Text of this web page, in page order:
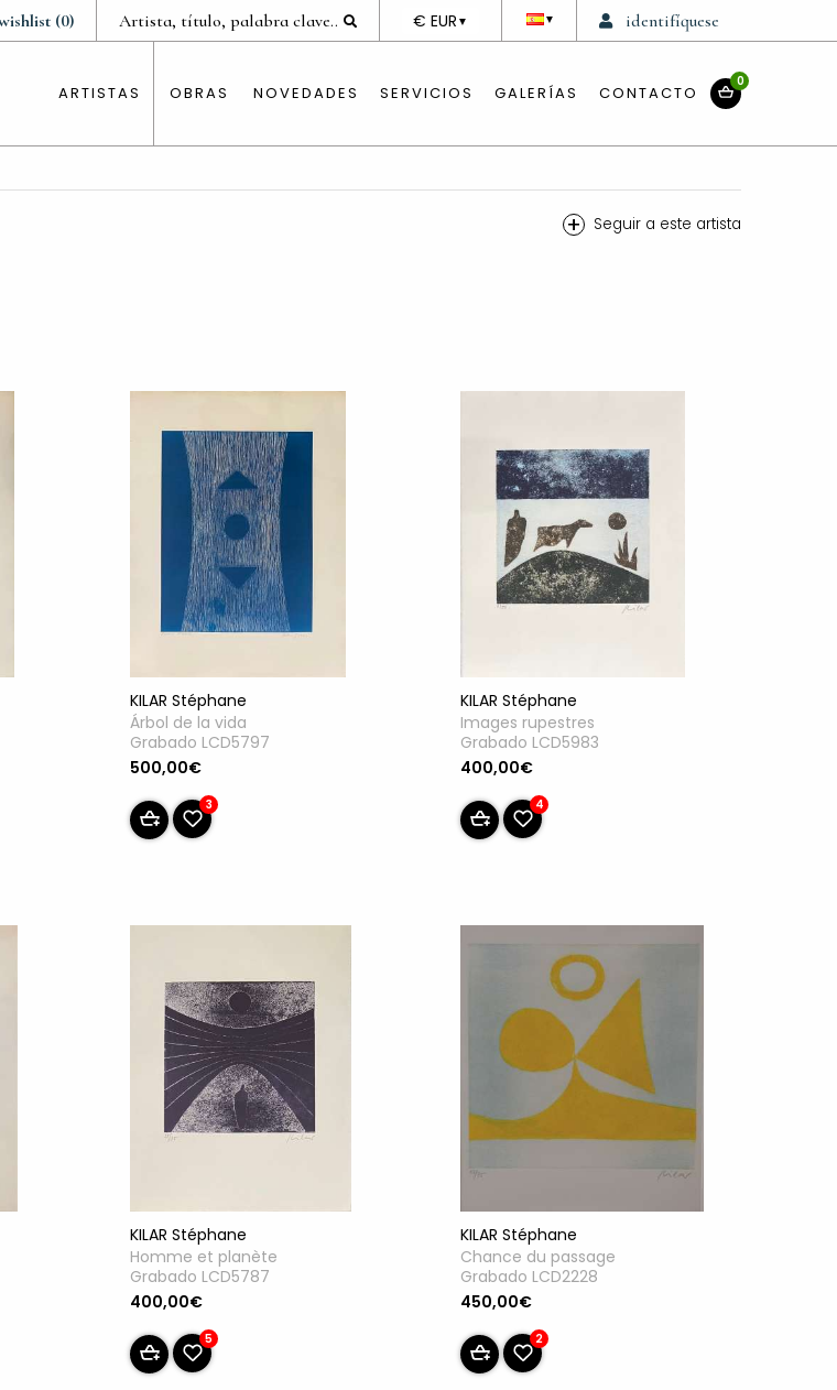
identifíquese
▼
DEVISE
€ EUR ▼
(0)
ARTISTAS OBRAS NOVEDADES SERVICIOS GALERÍAS CONTACTO
0
+ Seguir a este artista
KILAR Stéphane
Árbol de la vida
Grabado LCD5797
500,00€
3
KILAR Stéphane
Images rupestres
Grabado LCD5983
400,00€
4
KILAR Stéphane
Homme et planète
Grabado LCD5787
400,00€
5
KILAR Stéphane
Chance du passage
Grabado LCD2228
450,00€
2